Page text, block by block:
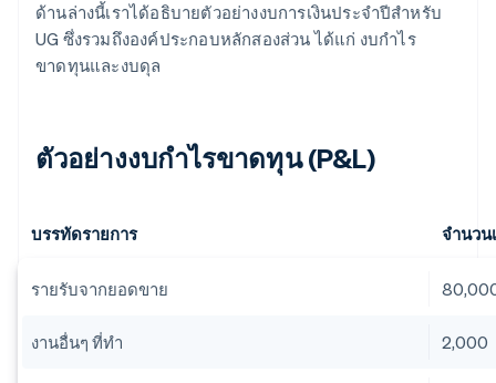
ด้านล่างนี้เราได้อธิบายตัวอย่างงบการเงินประจำปีสำหรับ
UG ซึ่งรวมถึงองค์ประกอบหลักสองส่วน ได้แก่ งบกำไร
ขาดทุนและงบดุล
ตัวอย่างงบกำไรขาดทุน (P&L)
บรรทัดรายการ จำนวน
รายรับจากยอดขาย
งานอื่นๆ ที่ทำ 2,000